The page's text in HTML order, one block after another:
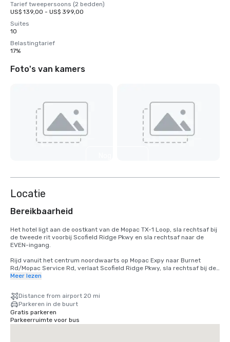
Tarief tweepersoons (2 bedden)
US$ 139,00 - US$ 399,00
Suites
10
Belastingtarief
17%
Foto's van kamers
Locatie
Bereikbaarheid
Het hotel ligt aan de oostkant van de Mopac TX-1 Loop, sla rechtsaf bij
de tweede rit voorbij Scofield Ridge Pkwy en sla rechtsaf naar de
EVEN-ingang.
Rijd vanuit het centrum noordwaarts op Mopac Expy naar Burnet
Rd/Mopac Service Rd, verlaat Scofield Ridge Pkwy, sla rechtsaf bij de
tweede rit voorbij Scofield Ridge Pkwy en sla rechtsaf naar de EVEN-
Van luchthaven TX-71 W naar US-183N naar TX-1 Loop/Mopac. Vanaf de
TX-1 Loop/Mopac verlaat u Scofield Ridge Pkwy, slaat u rechtsaf bij de
tweede rit voorbij Scofield Ridge Pkwy en slaat u rechtsaf naar de
EVEN-ingang.
Meer lezen
Distance from airport 20 mi
Parkeren in de buurt
Gratis parkeren
Parkeerruimte voor bus